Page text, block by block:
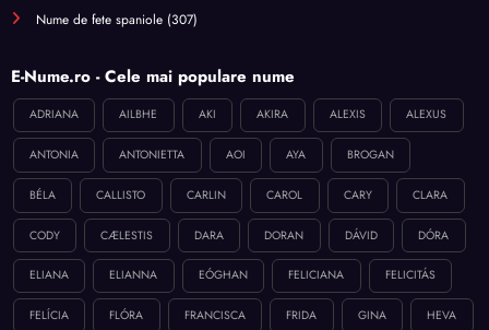
Nume de fete spaniole (307)
E-Nume.ro - Cele mai populare nume
ADRIANA AILBHE AKI AKIRA ALEXIS ALEXUS
ANTONIA ANTONIETTA AOI AYA BROGAN
BÉLA CALLISTO CARLIN CAROL CARY CLARA
CODY CÆLESTIS DARA DORAN DÁVID DÓRA
ELIANA ELIANNA EÓGHAN FELICIANA FELICITÁS
FELÍCIA FLÓRA FRANCISCA FRIDA GINA HEVA